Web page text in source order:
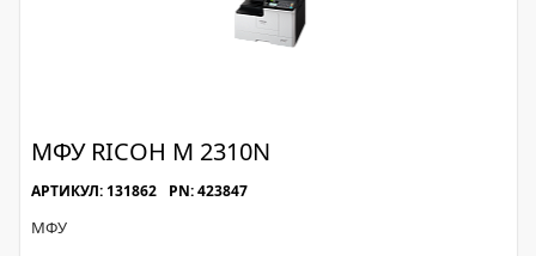
МФУ RICOH M 2310N
АРТИКУЛ: 131862 PN: 423847
МФУ